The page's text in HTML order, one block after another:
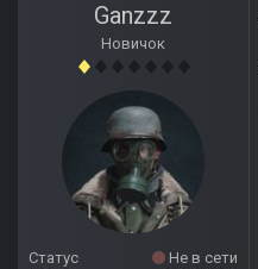
Ganzzz
Новичок
Статус
Не в сети